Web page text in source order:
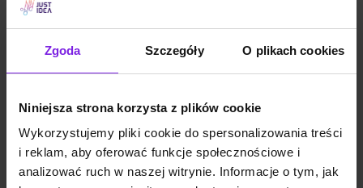
Zgoda Szczegóły O plikach cookies
Niniejsza strona korzysta z plików cookie
Wykorzystujemy pliki cookie do spersonalizowania treści
i reklam, aby oferować funkcje społecznościowe i
analizować ruch w naszej witrynie. Informacje o tym, jak
Google Discover: czym jest i jak działa?